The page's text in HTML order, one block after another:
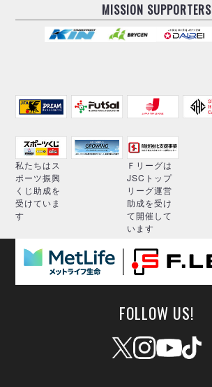
MISSION SUPPORTERS
私たちはス
ポーツ振興
くじ助成を
受けていま
す
Ｆリーグは
JSCトップ
リーグ運営
助成を受け
て開催して
います
FOLLOW US!